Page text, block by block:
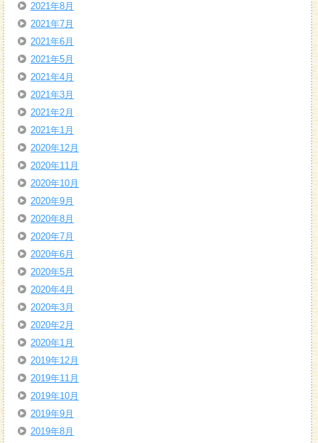
2021年8月
2021年7月
2021年6月
2021年5月
2021年4月
2021年3月
2021年2月
2021年1月
2020年12月
2020年11月
2020年10月
2020年9月
2020年8月
2020年7月
2020年6月
2020年5月
2020年4月
2020年3月
2020年2月
2020年1月
2019年12月
2019年11月
2019年10月
2019年9月
2019年8月